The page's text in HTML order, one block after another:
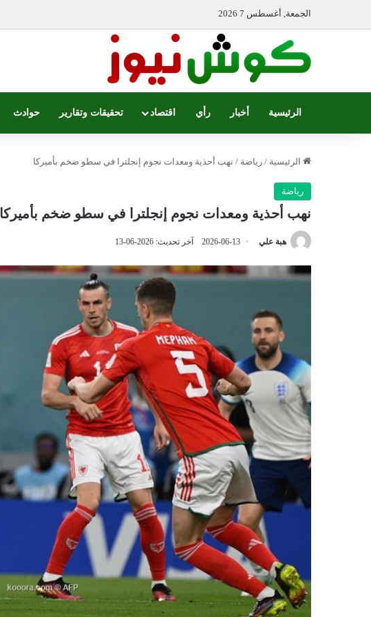
الجمعة, أغسطس 7 2026
الرئيسية أخبار رأي اقتصاد تحقيقات وتقارير حوادث
الرئيسية / رياضة / نهب أحذية ومعدات نجوم إنجلترا في سطو ضخم بأميركا
رياضة
نهب أحذية ومعدات نجوم إنجلترا في سطو ضخم بأميركا
هبة علي 2026-06-13 آخر تحديث: 2026-06-13